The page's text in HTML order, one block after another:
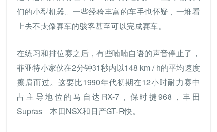
们的小型机器。一些经验丰富的车手也怀疑，一堆看
上去不太像赛车的骇客甚至可以完成赛车。
在练习和排位赛之后，有些喃喃自语的声音停止了，
菲亚特小家伙在2分钟31秒内以148 km / h的平均速度
擦肩而过。这要比1990年代初期在12小时耐力赛中
占主导地位的马自达RX-7，保时捷968，丰田
Supras，本田NSX和日产GT-R快。